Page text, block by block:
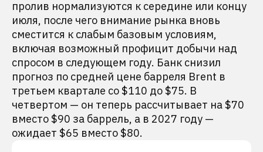
пролив нормализуются к середине или концу
июля, после чего внимание рынка вновь
сместится к слабым базовым условиям,
включая возможный профицит добычи над
спросом в следующем году. Банк снизил
прогноз по средней цене барреля Brent в
третьем квартале со $110 до $75. В
четвертом — он теперь рассчитывает на $70
вместо $90 за баррель, а в 2027 году —
ожидает $65 вместо $80.